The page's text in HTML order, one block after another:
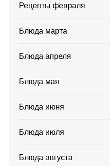
Рецепты февраля
Блюда марта
Блюда апреля
Блюда мая
Блюда июня
Блюда июля
Блюда августа